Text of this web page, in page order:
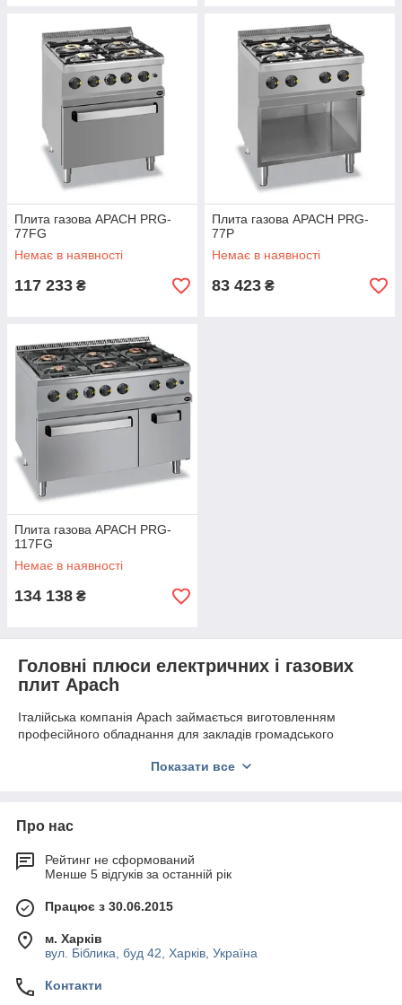
Плита газова APACH PRG-
77FG
Немає в наявності
117 233 ₴
Плита газова APACH PRG-
77P
Немає в наявності
83 423 ₴
Плита газова APACH PRG-
117FG
Немає в наявності
134 138 ₴
Головні плюси електричних і газових
плит Apach
Італійська компанія Apach займається виготовленням
професійного обладнання для закладів громадського
точній відповідності з європейськими стандартами якості, що
захищає від виникнення корозійних процесів. Застосування
забруднень, а також полегшити догляд за приладами. Зйомні
решітки газових моделей виконані з якісного чавуну, а
Серед основних достоїнств
Apach наступні:
економічність;
ергономічність;
Показати все
Про нас
Рейтинг не сформований
Менше 5 відгуків за останній рік
Працює з 30.06.2015
м. Харків
вул. Біблика, буд 42, Харків, Україна
Контакти